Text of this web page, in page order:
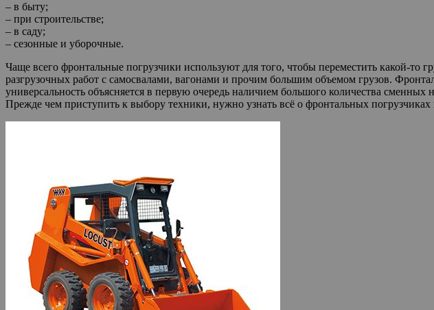
– в быту;
– при строительстве;
– в саду;
– сезонные и уборочные.
Чаще всего фронтальные погрузчики используют для того, чтобы переместить какой-то
разгрузочных работ с самосвалами, вагонами и прочим большим объемом грузов.
универсальность объясняется в первую очередь наличием большого количества
Прежде чем приступить к выбору техники, нужно узнать всё о фронтальных